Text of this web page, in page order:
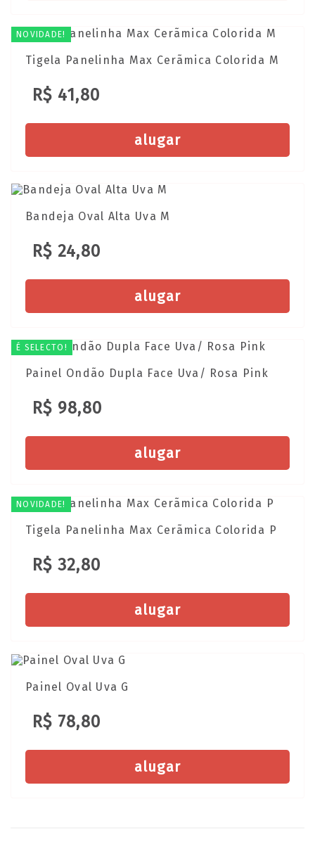
NOVIDADE!
Tigela Panelinha Max Cerãmica Colorida M
R$ 41,80
alugar
Bandeja Oval Alta Uva M
R$ 24,80
alugar
É SELECTO!
Painel Ondão Dupla Face Uva/ Rosa Pink
R$ 98,80
alugar
NOVIDADE!
Tigela Panelinha Max Cerãmica Colorida P
R$ 32,80
alugar
Painel Oval Uva G
R$ 78,80
alugar